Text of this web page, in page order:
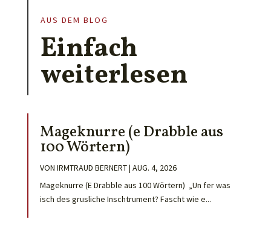
AUS DEM BLOG
Einfach
weiterlesen
Mageknurre (e Drabble aus
100 Wörtern)
VON IRMTRAUD BERNERT| AUG. 4, 2026
Mageknurre (E Drabble aus 100 Wörtern) „Un fer was
isch des grusliche Inschtrument? Fascht wie e...